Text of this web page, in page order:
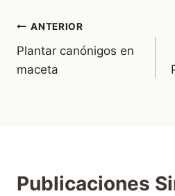
Navegación
de
ANTERIOR
Plantar canónigos en
maceta
Publicaciones